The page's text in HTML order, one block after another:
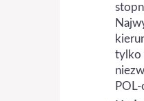
tylko
POL-